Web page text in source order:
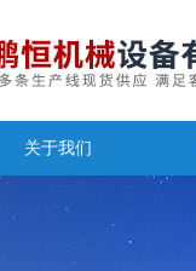
关于我们